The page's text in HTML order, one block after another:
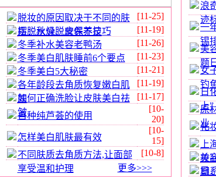
脱妆的原因取决于不同的肤
质：水分、营养不足
[11-25]
摆脱秋燥脱皮保养技巧
[11-19]
冬季补水美容老鸭汤
[11-26]
冬季美白肌肤睡前6个要点
[11-23]
冬季美白5大秘密
[11-21]
各年龄段去角质恢复嫩白肌
肤
[11-19]
如何正确洗脸让皮肤美白祛
皱
[11-17]
自种纯芦荟的使用
[10-
20]
怎样美白肌肤最有效
[10-
15]
不同肤质去角质方法,让面部
享受温和护理
[10-8]
更多>>>
浪
迹
一
锡
美
题
女
钓
日
上”
原
业
化
妆
美
期
日